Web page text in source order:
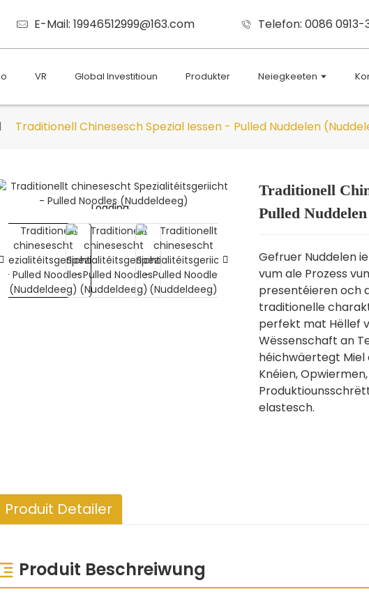
E-Mail: 19946512999@163.com Telefon: 0086 0913-
VR Global Investitioun Produkter Neiegkeeten
Traditionell Chinesesch Spezial Iessen - Pulled Nuddelen
Loading...
Loading...
Traditionell
Pulled
Gefruer Nuddelen
vum ale Prozess
presentéieren och
traditionelle
perfekt mat Hëllef
Wëssenschaft an
héichwäertegt Miel
Knéien,
elastesch.
Produit Detailer
Produit Beschreiwung